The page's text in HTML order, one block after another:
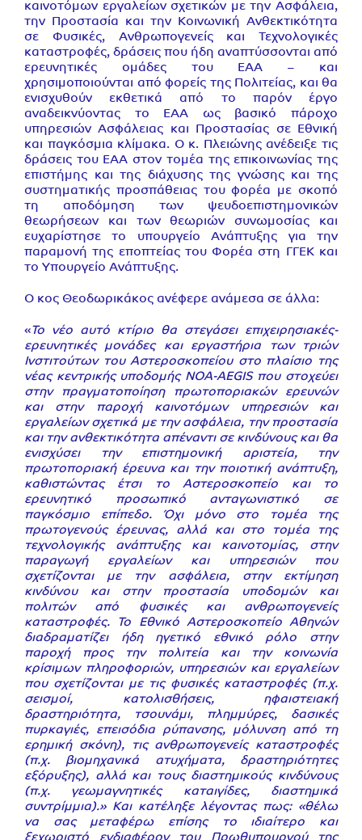
καινοτόμων εργαλείων σχετικών με την Ασφάλεια,
την Προστασία και την Κοινωνική Ανθεκτικότητα
σε Φυσικές, Ανθρωπογενείς και Τεχνολογικές
καταστροφές, δράσεις που ήδη αναπτύσσονται από
ερευνητικές ομάδες του ΕΑΑ – και
χρησιμοποιούνται από φορείς της Πολιτείας, και θα
ενισχυθούν εκθετικά από το παρόν έργο
αναδεικνύοντας το ΕΑΑ ως βασικό πάροχο
υπηρεσιών Ασφάλειας και Προστασίας σε Εθνική
και παγκόσμια κλίμακα. Ο κ. Πλειώνης ανέδειξε τις
δράσεις του ΕΑΑ στον τομέα της επικοινωνίας της
επιστήμης και της διάχυσης της γνώσης και της
συστηματικής προσπάθειας του φορέα με σκοπό
τη αποδόμηση των ψευδοεπιστημονικών
θεωρήσεων και των θεωριών συνωμοσίας και
ευχαρίστησε το υπουργείο Ανάπτυξης για την
παραμονή της εποπτείας του Φορέα στη ΓΓΕΚ και
το Υπουργείο Ανάπτυξης.
Ο κος Θεοδωρικάκος ανέφερε ανάμεσα σε άλλα:
« Το νέο αυτό κτίριο θα στεγάσει επιχειρησιακές-
ερευνητικές μονάδες και εργαστήρια των τριών
Ινστιτούτων του Αστεροσκοπείου στο πλαίσιο της
νέας κεντρικής υποδομής NOA-AEGIS που στοχεύει
στην πραγματοποίηση πρωτοποριακών ερευνών
και στην παροχή καινοτόμων υπηρεσιών και
εργαλείων σχετικά με την ασφάλεια, την προστασία
και την ανθεκτικότητα απέναντι σε κινδύνους και θα
ενισχύσει την επιστημονική αριστεία, την
πρωτοποριακή έρευνα και την ποιοτική ανάπτυξη,
καθιστώντας έτσι το Αστεροσκοπείο και το
ερευνητικό προσωπικό ανταγωνιστικό σε
παγκόσμιο επίπεδο. Όχι μόνο στο τομέα της
πρωτογενούς έρευνας, αλλά και στο τομέα της
τεχνολογικής ανάπτυξης και καινοτομίας, στην
παραγωγή εργαλείων και υπηρεσιών που
σχετίζονται με την ασφάλεια, στην εκτίμηση
κινδύνου και στην προστασία υποδομών και
πολιτών από φυσικές και ανθρωπογενείς
καταστροφές. Το Εθνικό Αστεροσκοπείο Αθηνών
διαδραματίζει ήδη ηγετικό εθνικό ρόλο στην
παροχή προς την πολιτεία και την κοινωνία
κρίσιμων πληροφοριών, υπηρεσιών και εργαλείων
που σχετίζονται με τις φυσικές καταστροφές (π.χ.
σεισμοί, κατολισθήσεις, ηφαιστειακή
δραστηριότητα, τσουνάμι, πλημμύρες, δασικές
πυρκαγιές, επεισόδια ρύπανσης, μόλυνση από τη
ερημική σκόνη), τις ανθρωπογενείς καταστροφές
(π.χ. βιομηχανικά ατυχήματα, δραστηριότητες
εξόρυξης), αλλά και τους διαστημικούς κινδύνους
(π.χ. γεωμαγνητικές καταιγίδες, διαστημικά
συντρίμμια).» Και κατέληξε λέγοντας πως: «θέλω
να σας μεταφέρω επίσης το ιδιαίτερο και